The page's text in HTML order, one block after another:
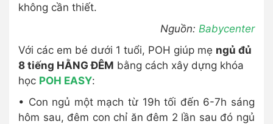
không cần thiết.
Nguồn: Babycenter
Với các em bé dưới 1 tuổi, POH giúp mẹ ngủ đủ
8 tiếng HẰNG ĐÊM bằng cách xây dựng khóa
học POH EASY:
• Con ngủ một mạch từ 19h tối đến 6-7h sáng
hôm sau, đêm con chỉ ăn đêm 2 lần sau đó ngủ